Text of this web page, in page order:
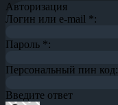
Авторизация
Логин или e-mail *:
Пароль *:
Персональный пин код:
Введите ответ